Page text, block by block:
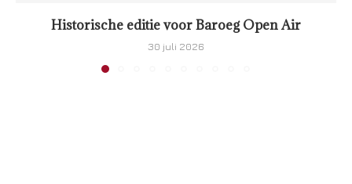
Historische editie voor Baroeg Open Air
30 juli 2026